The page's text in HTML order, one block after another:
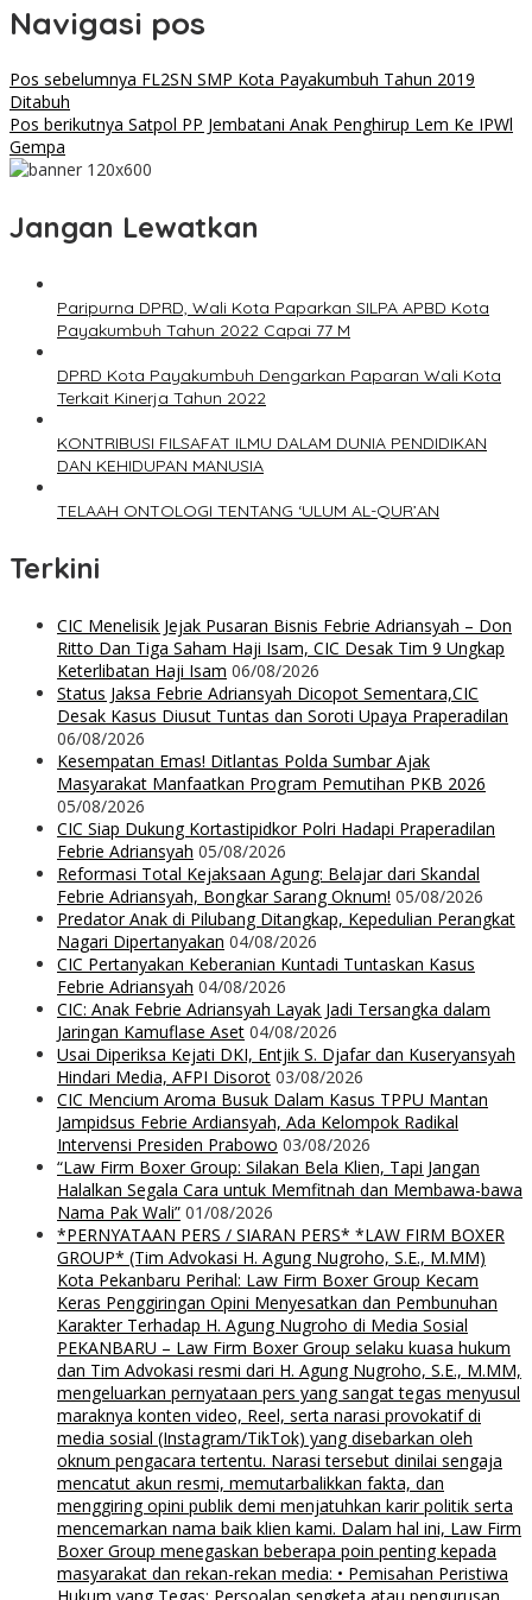
Navigasi pos
Pos sebelumnya FL2SN SMP Kota Payakumbuh Tahun 2019
Ditabuh
Pos berikutnya Satpol PP Jembatani Anak Penghirup Lem Ke IPWl
Gempa
Jangan Lewatkan
Paripurna DPRD, Wali Kota Paparkan SILPA APBD Kota
Payakumbuh Tahun 2022 Capai 77 M
DPRD Kota Payakumbuh Dengarkan Paparan Wali Kota
Terkait Kinerja Tahun 2022
KONTRIBUSI FILSAFAT ILMU DALAM DUNIA PENDIDIKAN
DAN KEHIDUPAN MANUSIA
TELAAH ONTOLOGI TENTANG ‘ULUM AL-QUR’AN
Terkini
CIC Menelisik Jejak Pusaran Bisnis Febrie Adriansyah – Don
Ritto Dan Tiga Saham Haji Isam, CIC Desak Tim 9 Ungkap
Keterlibatan Haji Isam 06/08/2026
Status Jaksa Febrie Adriansyah Dicopot Sementara,CIC
Desak Kasus Diusut Tuntas dan Soroti Upaya Praperadilan
06/08/2026
Kesempatan Emas! Ditlantas Polda Sumbar Ajak
Masyarakat Manfaatkan Program Pemutihan PKB 2026
05/08/2026
CIC Siap Dukung Kortastipidkor Polri Hadapi Praperadilan
Febrie Adriansyah 05/08/2026
Reformasi Total Kejaksaan Agung: Belajar dari Skandal
Febrie Adriansyah, Bongkar Sarang Oknum! 05/08/2026
Predator Anak di Pilubang Ditangkap, Kepedulian Perangkat
Nagari Dipertanyakan 04/08/2026
CIC Pertanyakan Keberanian Kuntadi Tuntaskan Kasus
Febrie Adriansyah 04/08/2026
CIC: Anak Febrie Adriansyah Layak Jadi Tersangka dalam
Jaringan Kamuflase Aset 04/08/2026
Usai Diperiksa Kejati DKI, Entjik S. Djafar dan Kuseryansyah
Hindari Media, AFPI Disorot 03/08/2026
CIC Mencium Aroma Busuk Dalam Kasus TPPU Mantan
Jampidsus Febrie Ardiansyah, Ada Kelompok Radikal
Intervensi Presiden Prabowo 03/08/2026
“Law Firm Boxer Group: Silakan Bela Klien, Tapi Jangan
Halalkan Segala Cara untuk Memfitnah dan Membawa-bawa
Nama Pak Wali” 01/08/2026
*PERNYATAAN PERS / SIARAN PERS* *LAW FIRM BOXER
GROUP* (Tim Advokasi H. Agung Nugroho, S.E., M.MM)
Kota Pekanbaru Perihal: Law Firm Boxer Group Kecam
Keras Penggiringan Opini Menyesatkan dan Pembunuhan
Karakter Terhadap H. Agung Nugroho di Media Sosial
PEKANBARU – Law Firm Boxer Group selaku kuasa hukum
dan Tim Advokasi resmi dari H. Agung Nugroho, S.E., M.MM,
mengeluarkan pernyataan pers yang sangat tegas menyusul
maraknya konten video, Reel, serta narasi provokatif di
media sosial (Instagram/TikTok) yang disebarkan oleh
oknum pengacara tertentu. Narasi tersebut dinilai sengaja
mencatut akun resmi, memutarbalikkan fakta, dan
menggiring opini publik demi menjatuhkan karir politik serta
mencemarkan nama baik klien kami. Dalam hal ini, Law Firm
Boxer Group menegaskan beberapa poin penting kepada
masyarakat dan rekan-rekan media: • Pemisahan Peristiwa